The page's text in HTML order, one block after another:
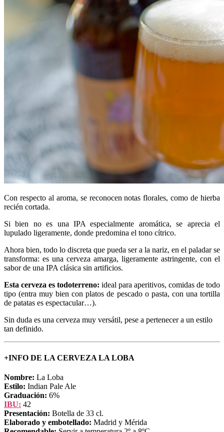
Con respecto al aroma, se reconocen notas florales, como de hierba
recién cortada.
Si bien no es una IPA especialmente aromática, se aprecia el
lupulado ligeramente, donde predomina el tono cítrico.
Ahora bien, todo lo discreta que pueda ser a la nariz, en el paladar se
transforma: es una cerveza amarga, ligeramente astringente, con el
sabor de una IPA clásica sin artificios.
Esta cerveza es todoterreno: ideal para aperitivos, comidas de todo
tipo (entra muy bien con platos de pescado o pasta, con una tortilla
de patatas es espectacular…).
Sin duda es una cerveza muy versátil, pese a pertenecer a un estilo
tan definido.
+INFO DE LA CERVEZA LA LOBA
Nombre: La Loba
Estilo: Indian Pale Ale
Graduación: 6%
IBU: 42
Presentación: Botella de 33 cl.
Elaborado y embotellado: Madrid y Mérida